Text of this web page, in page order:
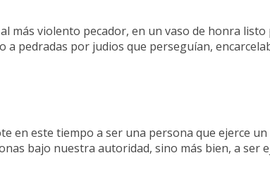
más violento pecador, en un vaso de honra
pedradas por judios que perseguían,
en este tiempo a ser una persona que ejerce
bajo nuestra autoridad, sino más bien, a ser